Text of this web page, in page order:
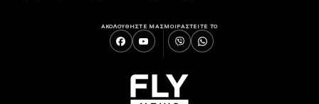
ΑΚΟΛΟΥΘΗΣΤΕ ΜΑΣΜΟΙΡΑΣΤΕΙΤΕ ΤΟ